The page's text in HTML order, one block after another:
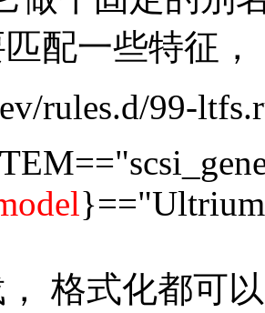
配一些特征，
rules.d/99-
格式化都可